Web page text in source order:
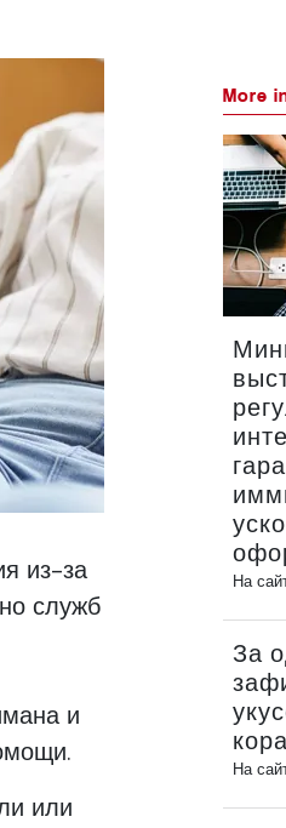
из-за
служб
и
или
More
На
За
На